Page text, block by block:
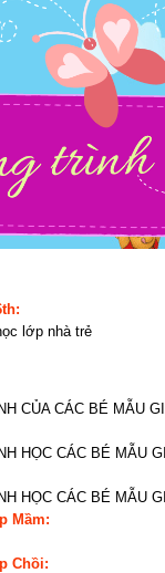
lớp nhà trẻ
CỦA CÁC BÉ MẪU
HỌC CÁC BÉ MẪU
HỌC CÁC BÉ MẪU
Mầm:
Chồi: